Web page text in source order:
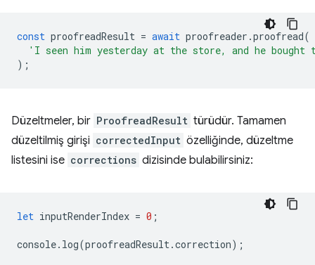
const proofreadResult = await proofreader .proofread(
'I seen him yesterday at the store, and he
);
Düzeltmeler, bir ProofreadResult türüdür. Tamamen
düzeltilmiş girişi correctedInput özelliğinde, düzeltme
listesini ise corrections dizisinde bulabilirsiniz:
let inputRenderIndex = 0 ;
console. log(proofreadResult.correction);